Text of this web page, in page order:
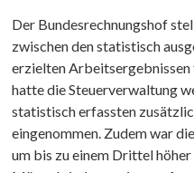
Der Bundesrechnungshof
zwischen den statistisch
erzielten Arbeitsergebnissen
hatte die Steuerverwaltung
statistisch erfassten
eingenommen. Zudem war
um bis zu einem Drittel